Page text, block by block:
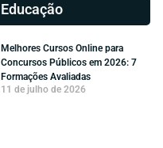
Educação
Melhores Cursos Online para
Concursos Públicos em 2026: 7
Formações Avaliadas
11 de julho de 2026